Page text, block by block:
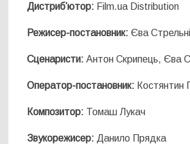
Дистриб’ютор: Film.ua Distribution
Режисер-постановник: Єва
Сценаристи: Антон Скрипець, Єва
Оператор-постановник: Костянтин
Композитор: Томаш Лукач
Звукорежисер: Данило Прядка